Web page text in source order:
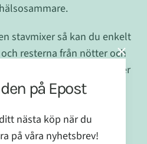
stavmixer så kan du enkelt
resterna från nötter och
till att göra goda kakor eller
granola!
på Epost
nästa köp när du
på våra nyhetsbrev!